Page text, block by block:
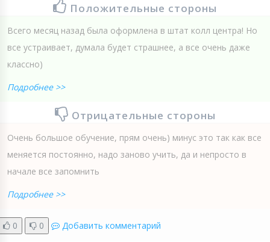
Положительные стороны
Всего месяц назад была оформлена в штат колл центра! Но
все устраивает, думала будет страшнее, а все очень даже
классно)
Подробнее >>
Отрицательные стороны
Очень большое обучение, прям очень) минус это так как все
меняется постоянно, надо заново учить, да и непросто в
начале все запомнить
Подробнее >>
0 0 Добавить комментарий